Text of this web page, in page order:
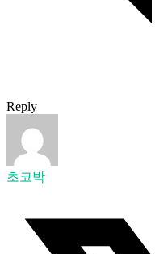
Reply
초코박